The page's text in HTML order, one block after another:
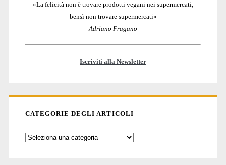
«La felicità non è trovare prodotti vegani nei supermercati,
bensì non trovare supermercati»
Adriano Fragano
Iscriviti alla Newsletter
CATEGORIE DEGLI ARTICOLI
Categorie